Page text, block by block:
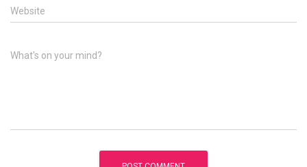
Website
What's on your mind?